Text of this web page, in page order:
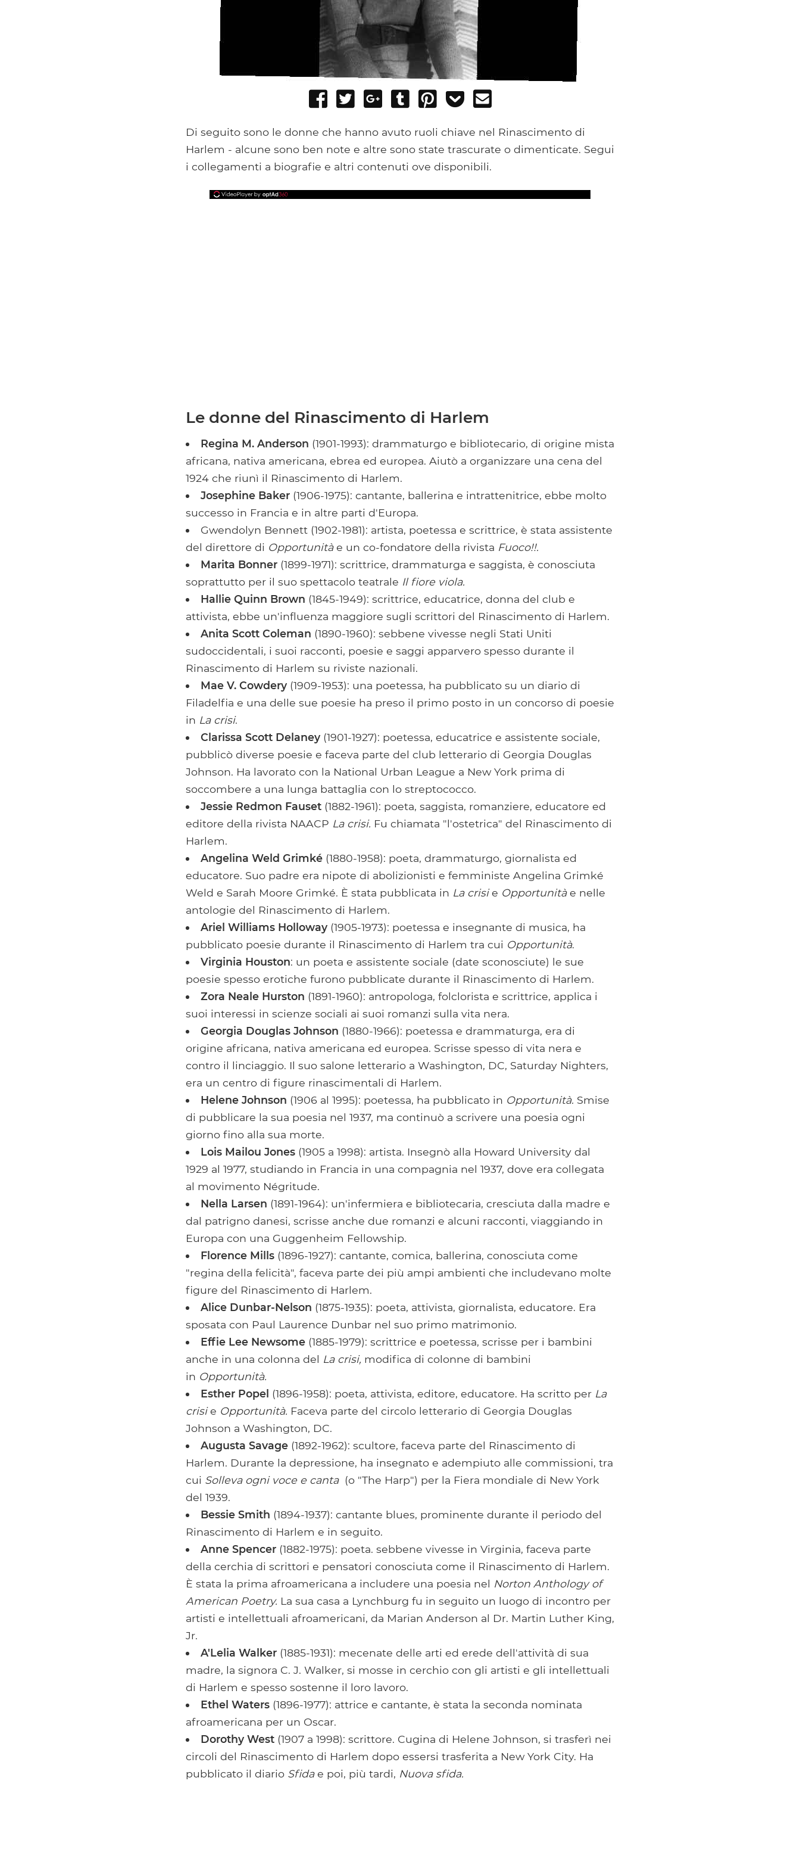
Share
Facebook
Tweet
Share
Google+
Post
Tumblr
Pin
Add
Pocket
Di seguito sono le donne che hanno avuto ruoli chiave nel Rinascimento di
Harlem - alcune sono ben note e altre sono state trascurate o dimenticate. Segui
i collegamenti a biografie e altri contenuti ove disponibili.
Le donne del Rinascimento di Harlem
Regina M. Anderson (1901-1993): drammaturgo e bibliotecario, di origine mista
africana, nativa americana, ebrea ed europea. Aiutò a organizzare una cena del
1924 che riunì il Rinascimento di Harlem.
Josephine Baker(1906-1975): cantante, ballerina e intrattenitrice, ebbe molto
successo in Francia e in altre parti d'Europa.
Gwendolyn Bennett (1902-1981): artista, poetessa e scrittrice, è stata assistente
del direttore di Opportunitàe un co-fondatore della rivista Fuoco!!.
Marita Bonner(1899-1971): scrittrice, drammaturga e saggista, è conosciuta
soprattutto per il suo spettacolo teatrale Il fiore viola.
Hallie Quinn Brown (1845-1949): scrittrice, educatrice, donna del club e
attivista, ebbe un'influenza maggiore sugli scrittori del Rinascimento di Harlem.
Anita Scott Coleman (1890-1960): sebbene vivesse negli Stati Uniti
sudoccidentali, i suoi racconti, poesie e saggi apparvero spesso durante il
Rinascimento di Harlem su riviste nazionali.
Mae V. Cowdery(1909-1953): una poetessa, ha pubblicato su un diario di
Filadelfia e una delle sue poesie ha preso il primo posto in un concorso di poesie
in La crisi.
Clarissa Scott Delaney(1901-1927): poetessa, educatrice e assistente sociale,
pubblicò diverse poesie e faceva parte del club letterario di Georgia Douglas
Johnson. Ha lavorato con la National Urban League a New York prima di
soccombere a una lunga battaglia con lo streptococco.
Jessie Redmon Fauset(1882-1961): poeta, saggista, romanziere, educatore ed
editore della rivista NAACP La crisi. Fu chiamata "l'ostetrica" ​​del Rinascimento di
Harlem.
Angelina Weld Grimké(1880-1958): poeta, drammaturgo, giornalista ed
educatore. Suo padre era nipote di abolizionisti e femministe Angelina Grimké
Weld e Sarah Moore Grimké. È stata pubblicata in La crisie Opportunitàe nelle
antologie del Rinascimento di Harlem.
Ariel Williams Holloway(1905-1973): poetessa e insegnante di musica, ha
pubblicato poesie durante il Rinascimento di Harlem tra cui Opportunità.
Virginia Houston: un poeta e assistente sociale (date sconosciute) le sue
poesie spesso erotiche furono pubblicate durante il Rinascimento di Harlem.
Zora Neale Hurston (1891-1960): antropologa, folclorista e scrittrice, applica i
suoi interessi in scienze sociali ai suoi romanzi sulla vita nera.
Georgia Douglas Johnson (1880-1966): poetessa e drammaturga, era di
origine africana, nativa americana ed europea. Scrisse spesso di vita nera e
contro il linciaggio. Il suo salone letterario a Washington, DC, Saturday Nighters,
era un centro di figure rinascimentali di Harlem.
Helene Johnson (1906 al 1995): poetessa, ha pubblicato in Opportunità. Smise
di pubblicare la sua poesia nel 1937, ma continuò a scrivere una poesia ogni
giorno fino alla sua morte.
Lois Mailou Jones(1905 a 1998): artista. Insegnò alla Howard University dal
1929 al 1977, studiando in Francia in una compagnia nel 1937, dove era collegata
al movimento Négritude.
Nella Larsen (1891-1964): un'infermiera e bibliotecaria, cresciuta dalla madre e
dal patrigno danesi, scrisse anche due romanzi e alcuni racconti, viaggiando in
Europa con una Guggenheim Fellowship.
Florence Mills(1896-1927): cantante, comica, ballerina, conosciuta come
"regina della felicità", faceva parte dei più ampi ambienti che includevano molte
figure del Rinascimento di Harlem.
Alice Dunbar-Nelson (1875-1935): poeta, attivista, giornalista, educatore. Era
sposata con Paul Laurence Dunbar nel suo primo matrimonio.
Effie Lee Newsome(1885-1979): scrittrice e poetessa, scrisse per i bambini
anche in una colonna del La crisi, modifica di colonne di bambini
in Opportunità.
Esther Popel (1896-1958): poeta, attivista, editore, educatore. Ha scritto per La
crisie Opportunità. Faceva parte del circolo letterario di Georgia Douglas
Johnson a Washington, DC.
Augusta Savage(1892-1962): scultore, faceva parte del Rinascimento di
Harlem. Durante la depressione, ha insegnato e adempiuto alle commissioni, tra
cui Solleva ogni voce e canta (o "The Harp") per la Fiera mondiale di New York
del 1939.
Bessie Smith (1894-1937): cantante blues, prominente durante il periodo del
Rinascimento di Harlem e in seguito.
Anne Spencer(1882-1975): poeta. sebbene vivesse in Virginia, faceva parte
della cerchia di scrittori e pensatori conosciuta come il Rinascimento di Harlem.
È stata la prima afroamericana a includere una poesia nel Norton Anthology of
American Poetry. La sua casa a Lynchburg fu in seguito un luogo di incontro per
artisti e intellettuali afroamericani, da Marian Anderson al Dr. Martin Luther King,
Jr.
A'Lelia Walker(1885-1931): mecenate delle arti ed erede dell'attività di sua
madre, la signora C. J. Walker, si mosse in cerchio con gli artisti e gli intellettuali
di Harlem e spesso sostenne il loro lavoro.
Ethel Waters(1896-1977): attrice e cantante, è stata la seconda nominata
afroamericana per un Oscar.
Dorothy West(1907 a 1998): scrittore. Cugina di Helene Johnson, si trasferì nei
circoli del Rinascimento di Harlem dopo essersi trasferita a New York City. Ha
pubblicato il diario Sfidae poi, più tardi, Nuova sfida.